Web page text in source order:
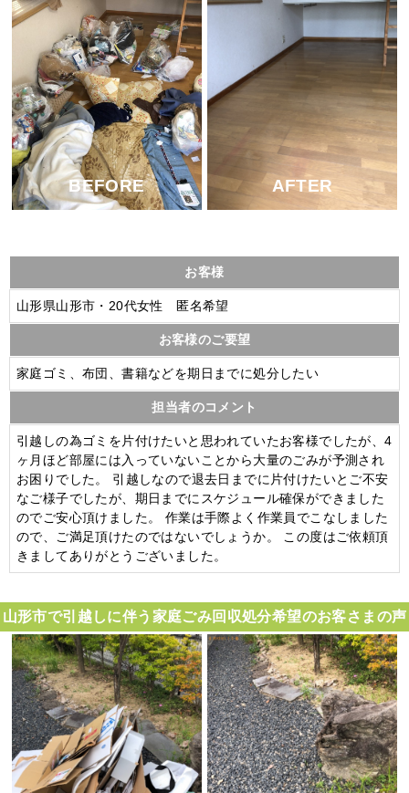
BEFORE AFTER
お客様
山形県山形市・20代女性 匿名希望
お客様のご要望
家庭ゴミ、布団、書籍などを期日までに処分したい
担当者のコメント
引越しの為ゴミを片付けたいと思われていたお客様でしたが、4
ヶ月ほど部屋には入っていないことから大量のごみが予測され
お困りでした。 引越しなので退去日までに片付けたいとご不安
なご様子でしたが、期日までにスケジュール確保ができました
のでご安心頂けました。 作業は手際よく作業員でこなしました
ので、ご満足頂けたのではないでしょうか。 この度はご依頼頂
きましてありがとうございました。
山形市で引越しに伴う家庭ごみ回収処分希望のお客さまの声